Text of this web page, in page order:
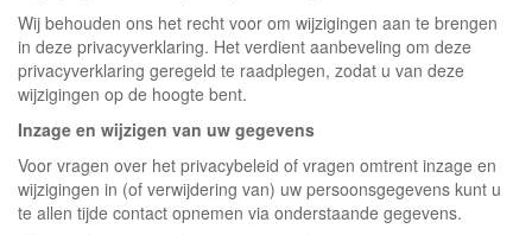
Wij behouden ons het recht voor om wijzigingen aan te brengen
in deze privacyverklaring. Het verdient aanbeveling om deze
privacyverklaring geregeld te raadplegen, zodat u van deze
wijzigingen op de hoogte bent.
Inzage en wijzigen van uw gegevens
Voor vragen over het privacybeleid of vragen omtrent inzage en
wijzigingen in (of verwijdering van) uw persoonsgegevens kunt u
te allen tijde contact opnemen via onderstaande gegevens.